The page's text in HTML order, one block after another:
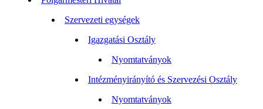
Szervezeti egységek
Igazgatási Osztály
Nyomtatványok
Intézményirányító és Szervezési Osztály
Nyomtatványok